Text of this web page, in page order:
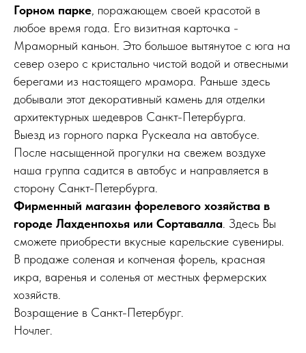
Горном парке, поражающем своей красотой в
любое время года. Его визитная карточка -
Мраморный каньон. Это большое вытянутое с юга на
север озеро с кристально чистой водой и отвесными
берегами из настоящего мрамора. Раньше здесь
добывали этот декоративный камень для отделки
архитектурных шедевров Санкт-Петербурга.
Выезд из горного парка Рускеала на автобусе.
После насыщенной прогулки на свежем воздухе
наша группа садится в автобус и направляется в
сторону Санкт-Петербурга.
Фирменный магазин форелевого хозяйства в
городе Лахденпохья или Сортавалла . Здесь Вы
сможете приобрести вкусные карельские сувениры.
В продаже соленая и копченая форель, красная
икра, варенья и соленья от местных фермерских
хозяйств.
Возращение в Санкт-Петербург.
Ночлег.